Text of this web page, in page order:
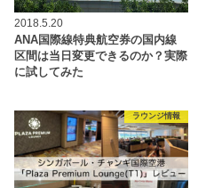
2018.5.20
ANA国際線特典航空券の国内線
区間は当日変更できるのか？実際
に試してみた
ラウンジ情報